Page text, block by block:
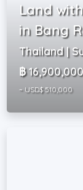
Land
in Bang
Thailand |
฿
~ USD$ 510,000